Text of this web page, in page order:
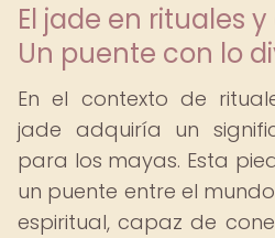
El jade en rituales
Un puente con lo
En el contexto de
jade adquiría un
para los mayas. Esta
un puente entre el
espiritual, capaz de